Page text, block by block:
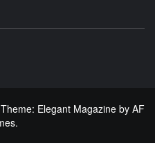
Theme: Elegant Magazineby AF
.